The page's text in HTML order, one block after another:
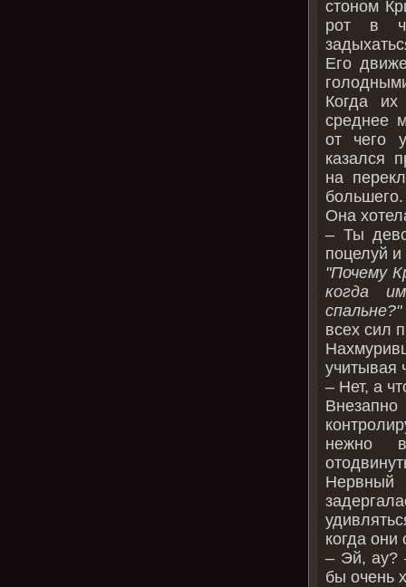
стоном
рот в
Его
Когда
среднее
от чего
казался
на
большего.
Она
– Ты
поцелуй и
"Почему
когда
спальне?"
всех сил
учитывая
– Нет, а
нежно
Нервный
когда они
– Эй, ау?
бы очень